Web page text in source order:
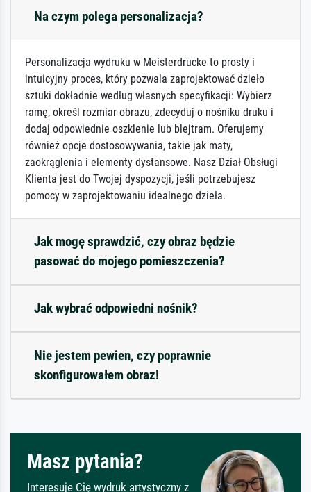
Na czym polega personalizacja?
Personalizacja wydruku w Meisterdrucke to prosty i
intuicyjny proces, który pozwala zaprojektować dzieło
sztuki dokładnie według własnych specyfikacji: Wybierz
ramę, określ rozmiar obrazu, zdecyduj o nośniku druku i
dodaj odpowiednie oszklenie lub blejtram. Oferujemy
również opcje dostosowywania, takie jak maty,
zaokrąglenia i elementy dystansowe. Nasz Dział Obsługi
Klienta jest do Twojej dyspozycji, jeśli potrzebujesz
pomocy w zaprojektowaniu idealnego dzieła.
Jak mogę sprawdzić, czy obraz będzie
pasować do mojego pomieszczenia?
Jak wybrać odpowiedni nośnik?
Nie jestem pewien, czy poprawnie
skonfigurowałem obraz!
Masz pytania?
Interesuje Cię wydruk artystyczny z